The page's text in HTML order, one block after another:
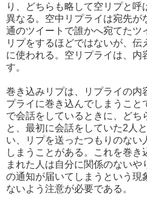
り、どちらも略して空リプと呼
異なる。空中リプライは宛先が
通のツイートで誰かへ宛てたツ
リプをするほどではないが、
に使われる。空リプライは、内
す。
巻き込みリプは、リプライの内
プライに巻き込んでしまうこと
で会話をしているときに、どち
と、最初に会話をしていた2人
い、リプを送ったつもりのない
しまうことがある。これを巻き
まれた人は自分に関係のない
の通知が届いてしまうという現
ないよう注意が必要である。